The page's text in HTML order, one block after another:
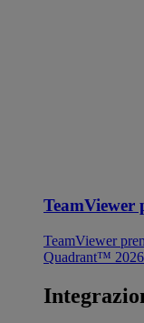
TeamViewer
TeamViewer
Quadrant™